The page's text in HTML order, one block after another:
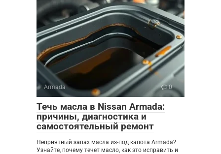
Armada 0
Течь масла в Nissan Armada:
причины, диагностика и
самостоятельный ремонт
Неприятный запах масла из-под капота Armada?
Узнайте, почему течет масло, как это исправить и